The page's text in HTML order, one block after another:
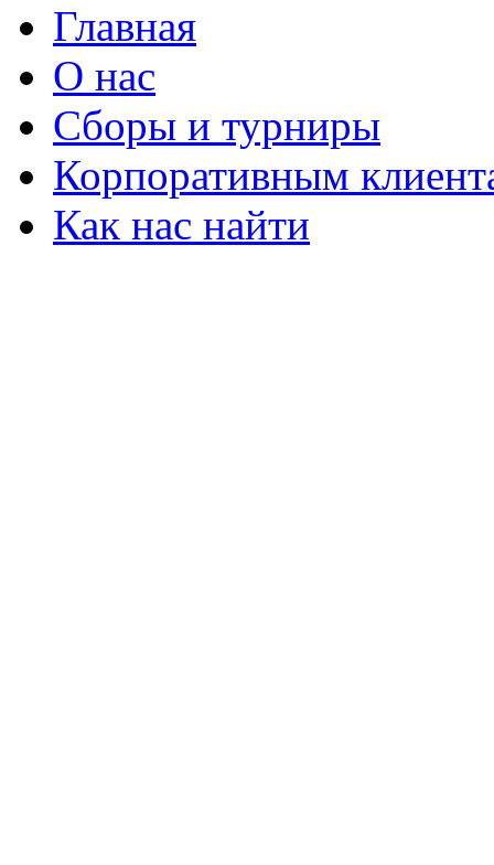
Главная
О нас
Сборы и турниры
Корпоративным
Как нас найти